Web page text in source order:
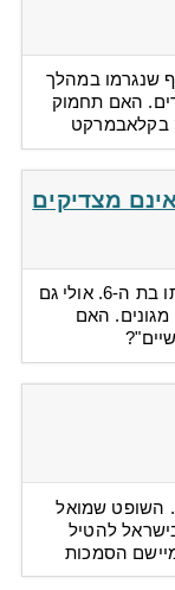
שנגרמו במהלך
האם תחמוק
בקלאבמרקט
מצדיקים
"אדם נורמטיבי" ביצע מעשים מגונים בשכנתו בת ה-6. אולי גם
האם
השופט שמואל
להטיל
מיישם הסמכות